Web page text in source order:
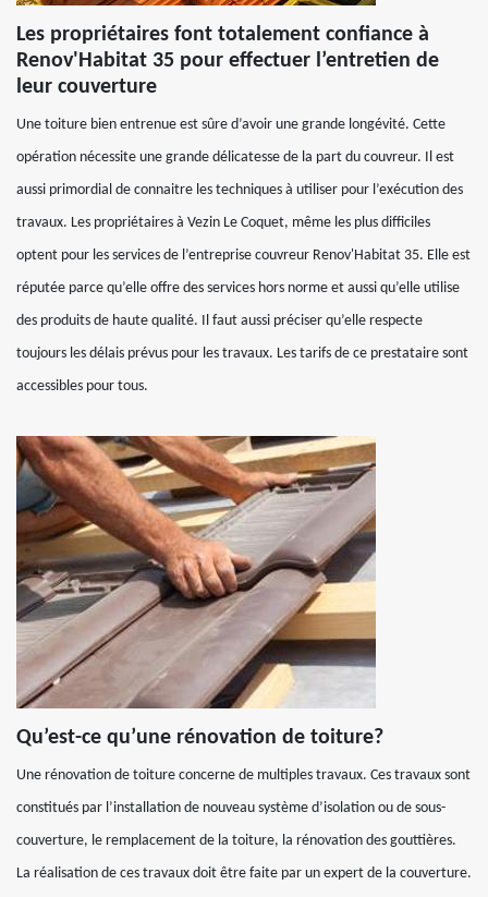
Les propriétaires font totalement confiance à
Renov'Habitat 35 pour effectuer l’entretien de
leur couverture
Une toiture bien entrenue est sûre d’avoir une grande longévité. Cette
opération nécessite une grande délicatesse de la part du couvreur. Il est
aussi primordial de connaitre les techniques à utiliser pour l’exécution des
travaux. Les propriétaires à Vezin Le Coquet, même les plus difficiles
optent pour les services de l’entreprise couvreur Renov'Habitat 35. Elle est
réputée parce qu’elle offre des services hors norme et aussi qu’elle utilise
des produits de haute qualité. Il faut aussi préciser qu’elle respecte
toujours les délais prévus pour les travaux. Les tarifs de ce prestataire sont
accessibles pour tous.
Qu’est-ce qu’une rénovation de toiture?
Une rénovation de toiture concerne de multiples travaux. Ces travaux sont
constitués par l’installation de nouveau système d’isolation ou de sous-
couverture, le remplacement de la toiture, la rénovation des gouttières.
La réalisation de ces travaux doit être faite par un expert de la couverture.